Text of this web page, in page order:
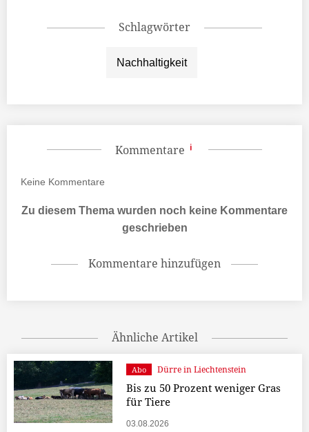
Schlagwörter
Nachhaltigkeit
Kommentare
Keine Kommentare
Zu diesem Thema wurden noch keine Kommentare
geschrieben
Kommentare hinzufügen
Ähnliche Artikel
Abo Dürre in Liechtenstein
Bis zu 50 Prozent weniger Gras
für Tiere
03.08.2026